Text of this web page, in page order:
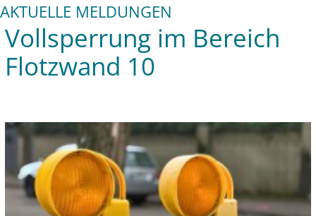
AKTUELLE MELDUNGEN
Vollsperrung im Bereich
Flotzwand 10